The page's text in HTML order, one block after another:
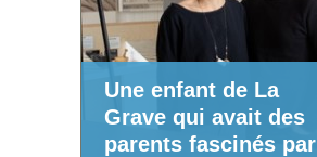
Une enfant de La
Grave qui avait des
parents fascinés par